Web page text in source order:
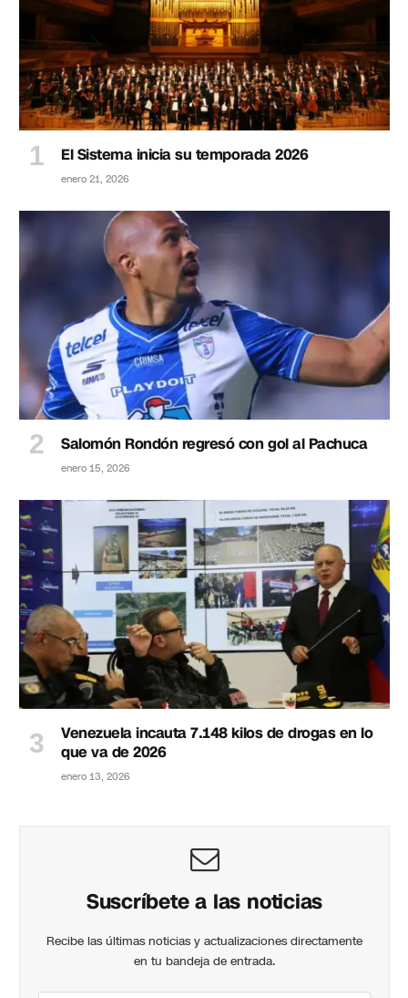
El Sistema inicia su temporada 2026
enero 21, 2026
Salomón Rondón regresó con gol al Pachuca
enero 15, 2026
Venezuela incauta 7.148 kilos de drogas en lo
que va de 2026
enero 13, 2026
Suscríbete a las noticias
Recibe las últimas noticias y actualizaciones directamente
en tu bandeja de entrada.